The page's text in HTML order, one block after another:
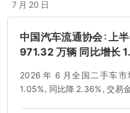
7 月 20 日
中国汽车流通协会：上
971.32 万辆 同比增长
2026 年 6 月全国二手车市
1.05%，同比降 2.36%，交易